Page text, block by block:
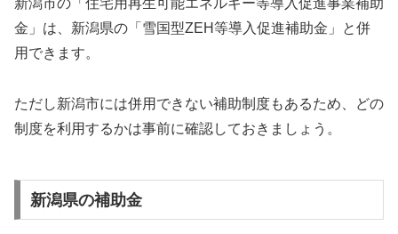
金」は、新潟県の「雪国型ZEH等導入促進補助金」と併
用できます。
ただし新潟市には併用できない補助制度もあるため、どの
制度を利用するかは事前に確認しておきましょう。
新潟県の補助金